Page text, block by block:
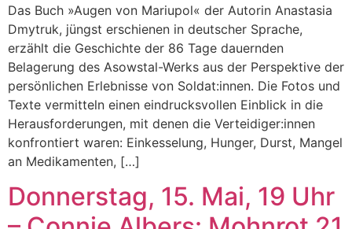
Das Buch »Augen von Mariupol« der Autorin Anastasia
Dmytruk, jüngst erschienen in deutscher Sprache,
erzählt die Geschichte der 86 Tage dauernden
Belagerung des Asowstal-Werks aus der Perspektive der
persönlichen Erlebnisse von Soldat:innen. Die Fotos und
Texte vermitteln einen eindrucksvollen Einblick in die
Herausforderungen, mit denen die Verteidiger:innen
konfrontiert waren: Einkesselung, Hunger, Durst, Mangel
an Medikamenten, […]
Donnerstag, 15. Mai, 19 Uhr